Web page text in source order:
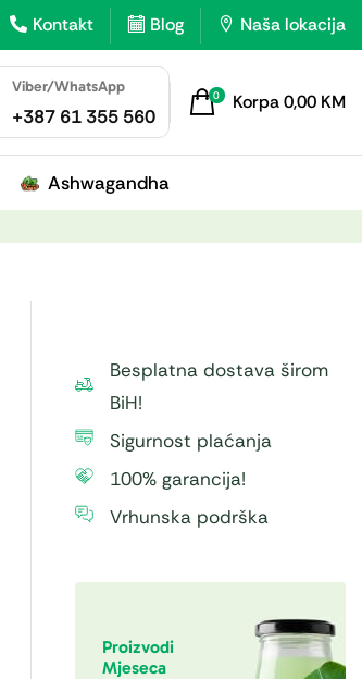
Kontakt Blog Naša lokacija
Viber/WhatsApp
+387 61 355 560
0 Korpa0,00 KM
Ashwagandha
Besplatna dostava širom
BiH!
Sigurnost plaćanja
100% garancija!
Vrhunska podrška
Proizvodi
Mjeseca